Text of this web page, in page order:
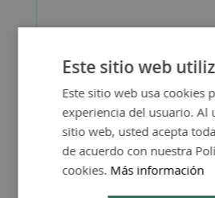
Más Información
FAQ - Preguntas y
Este sitio web
Este sitio web usa cookies
experiencia del usuario. Al
sitio web, usted acepta
de acuerdo con nuestra
cookies. Más información